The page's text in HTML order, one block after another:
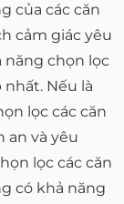
của các căn
cảm giác yêu
năng chọn lọc
Nếu là
lọc các căn
an và yêu
lọc các căn
có khả năng